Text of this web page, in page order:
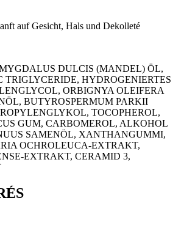
auf Gesicht, Hals und Dekolleté
DULCIS (MANDEL) ÖL,
TRIGLYCERIDE, HYDROGENIERTES
ORBIGNYA OLEIFERA
BUTYROSPERMUM PARKII
TOCOPHEROL,
GUM, CARBOMEROL, ALKOHOL
SAMENÖL, XANTHANGUMMI,
OCHROLEUCA-EXTRAKT,
EXTRAKT, CERAMID 3,